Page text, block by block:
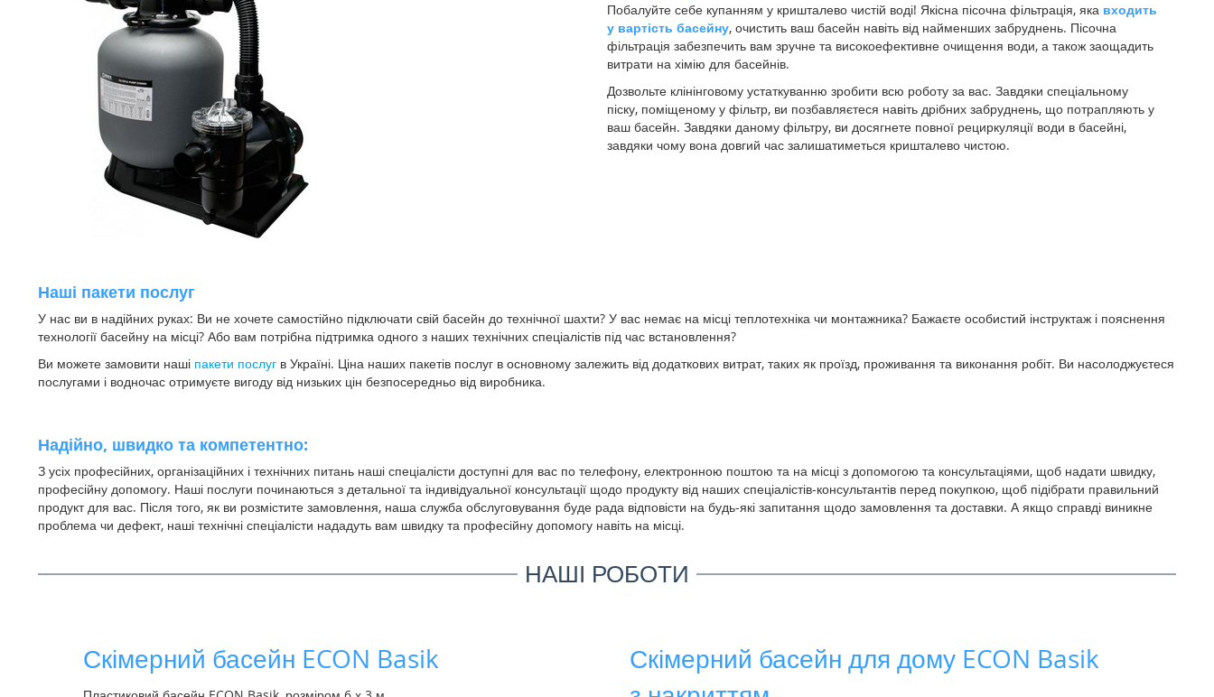
Побалуйте себе купанням у кришталево чистій воді! Якісна пісочна фільтрація, яка входить
у вартість басейну, очистить ваш басейн навіть від найменших забруднень. Пісочна
фільтрація забезпечить вам зручне та високоефективне очищення води, а також заощадить
витрати на хімію для басейнів.
Дозвольте клінінговому устаткуванню зробити всю роботу за вас. Завдяки спеціальному
піску, поміщеному у фільтр, ви позбавляєтеся навіть дрібних забруднень, що потрапляють у
ваш басейн. Завдяки даному фільтру, ви досягнете повної рециркуляції води в басейні,
завдяки чому вона довгий час залишатиметься кришталево чистою.
Наші пакети послуг
У нас ви в надійних руках: Ви не хочете самостійно підключати свій басейн до технічної шахти? У вас немає на місці теплотехніка чи монтажника? Бажаєте особистий інструктаж і пояснення
технології басейну на місці? Або вам потрібна підтримка одного з наших технічних спеціалістів під час встановлення?
Ви можете замовити наші пакети послуг в Україні. Ціна наших пакетів послуг в основному залежить від додаткових витрат, таких як проїзд, проживання та виконання робіт. Ви насолоджуєтеся
послугами і водночас отримуєте вигоду від низьких цін безпосередньо від виробника.
Надійно, швидко та компетентно:
З усіх професійних, організаційних і технічних питань наші спеціалісти доступні для вас по телефону, електронною поштою та на місці з допомогою та консультаціями, щоб надати швидку,
професійну допомогу. Наші послуги починаються з детальної та індивідуальної консультації щодо продукту від наших спеціалістів-консультантів перед покупкою, щоб підібрати правильний
продукт для вас. Після того, як ви розмістите замовлення, наша служба обслуговування буде рада відповісти на будь-які запитання щодо замовлення та доставки. А якщо справді виникне
проблема чи дефект, наші технічні спеціалісти нададуть вам швидку та професійну допомогу навіть на місці.
НАШІ РОБОТИ
Скімерний басейн ECON Basik
Скімерний басейн для дому ECON Basik